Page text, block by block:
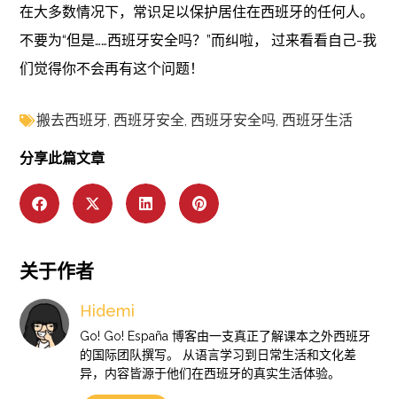
在大多数情况下，常识足以保护居住在西班牙的任何人。
不要为“但是……西班牙安全吗？”而纠啦， 过来看看自己-我
们觉得你不会再有这个问题！
搬去西班牙, 西班牙安全, 西班牙安全吗, 西班牙生活
分享此篇文章
关于作者
Hidemi
Go! Go! España 博客由一支真正了解课本之外西班牙
的国际团队撰写。 从语言学习到日常生活和文化差
异，内容皆源于他们在西班牙的真实生活体验。